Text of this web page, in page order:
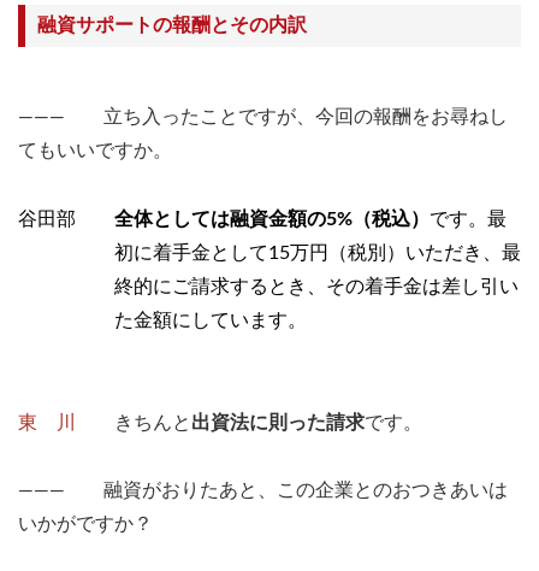
融資サポートの報酬とその内訳
――― 立ち入ったことですが、今回の報酬をお尋ねし
てもいいですか。
谷田部 全体としては融資金額の5%（税込） です。最
初に着手金として15万円（税別）いただき、最
終的にご請求するとき、その着手金は差し引い
た金額にしています。
東 川 きちんと 出資法に則った請求です。
――― 融資がおりたあと、この企業とのおつきあいは
いかがですか？